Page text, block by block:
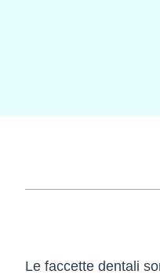
Le faccette dentali